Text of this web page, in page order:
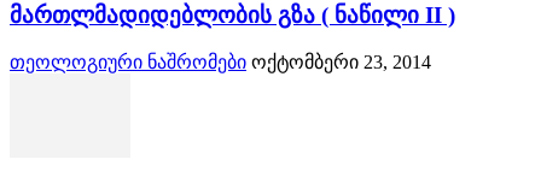
მართლმადიდებლობის გზა ( ნაწილი II )
თეოლოგიური ნაშრომები ოქტომბერი 23, 2014